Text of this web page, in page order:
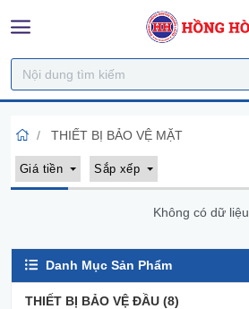
Danh Mục Sản Phẩm
THIẾT BỊ BẢO VỆ ĐẦU (8)
THIẾT BỊ BẢO VỆ MẶT
Giá tiền Sắp xếp
Không có dữ liệu